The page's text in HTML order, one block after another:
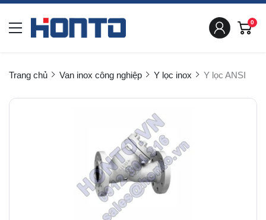
0
Trang chủ Van inox công nghiệp Y lọc inox Y lọc ANSI